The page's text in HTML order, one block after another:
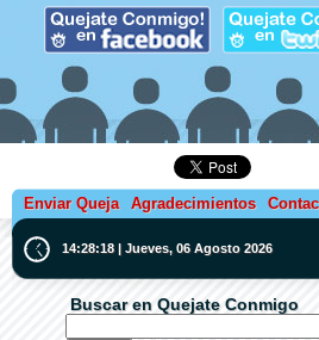
Enviar Queja Agradecimientos
14:28:18 | Jueves, 06 Agosto 2026
Buscar en Quejate Conmigo